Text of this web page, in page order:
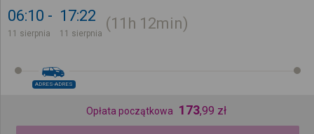
06:10
11 sierpnia
17:22
11 sierpnia
11h 12min
ADRES-ADRES
Opłata początkowa 173,99 zł